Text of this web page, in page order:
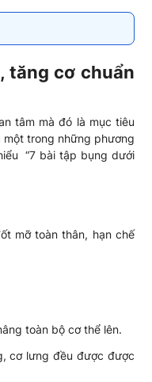
tăng cơ chuẩn
tâm mà đó là mục tiêu
một trong những phương
“7 bài tập bụng dưới
mỡ toàn thân, hạn chế
toàn bộ cơ thể lên.
cơ lưng đều được được